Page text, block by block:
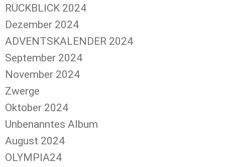
RÜCKBLICK 2024
Dezember 2024
ADVENTSKALENDER 2024
September 2024
November 2024
Zwerge
Oktober 2024
Unbenanntes Album
August 2024
OLYMPIA24